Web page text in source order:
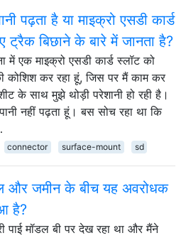
पढ़ता है या माइक्रो एसडी कार्ड
ट्रैक बिछाने के बारे में जानता है?
में एक माइक्रो एसडी कार्ड स्लॉट को
कोशिश कर रहा हूं, जिस पर मैं काम कर
के साथ मुझे थोड़ी परेशानी हो रही है।
नहीं पढ़ता हूं। बस सोच रहा था कि
connector surface-mount sd
और जमीन के बीच यह अवरोधक
है?
पाई मॉडल बी पर देख रहा था और मैंने